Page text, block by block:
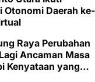
Otonomi Daerah ke-
Raya Perubahan
Ancaman Masa
Kenyataan yang